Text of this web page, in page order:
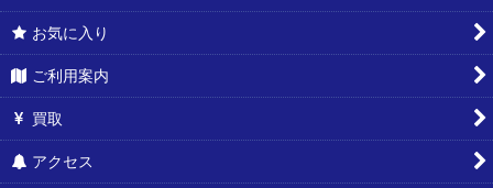
お気に入り
ご利用案内
買取
アクセス